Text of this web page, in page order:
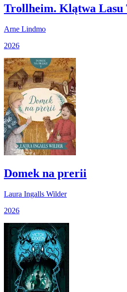
Trollheim. Klątwa
Arne Lindmo
2026
Domek na prerii
Laura Ingalls Wilder
2026